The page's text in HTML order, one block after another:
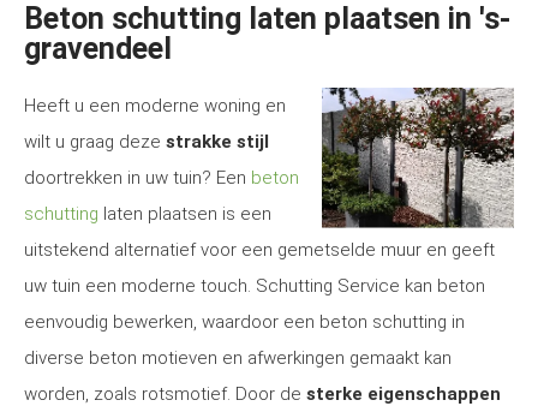
Beton schutting laten plaatsen in 's-
gravendeel
Heeft u een moderne woning en
wilt u graag deze strakke stijl
doortrekken in uw tuin? Een beton
schutting laten plaatsen is een
uitstekend alternatief voor een gemetselde muur en geeft
uw tuin een moderne touch. Schutting Service kan beton
eenvoudig bewerken, waardoor een beton schutting in
diverse beton motieven en afwerkingen gemaakt kan
worden, zoals rotsmotief. Door de sterke eigenschappen